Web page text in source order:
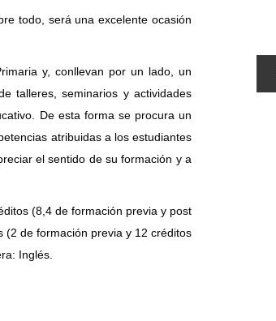
todo, será una excelente ocasión
y, conllevan por un lado, un
talleres, seminarios y actividades
De esta forma se procura un
atribuidas a los estudiantes
el sentido de su formación y a
(8,4 de formación previa y post
(2 de formación previa y 12 créditos
Inglés.